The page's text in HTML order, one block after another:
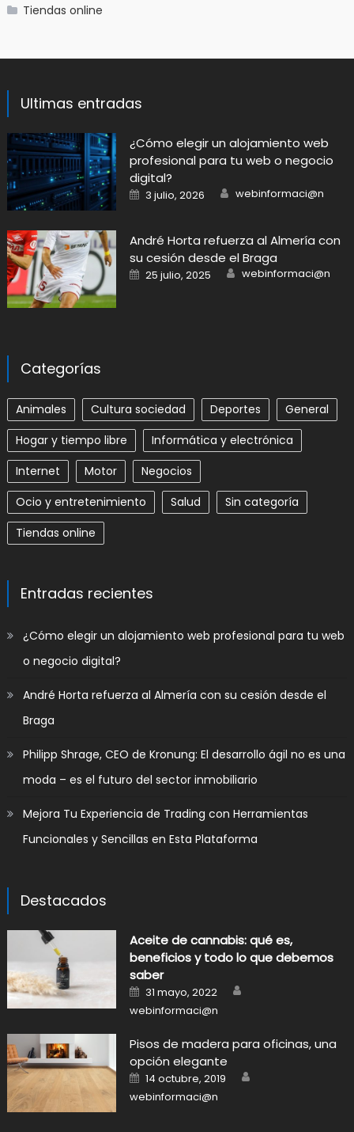
Tiendas online
Ultimas entradas
​¿Cómo elegir un alojamiento web
profesional para tu web o negocio
digital?
Posted
on
3 julio, 2026 Author
webinformaci@n
André Horta refuerza al Almería con
su cesión desde el Braga
Posted
on
25 julio, 2025 Author
webinformaci@n
Categorías
Animales Cultura sociedad Deportes
General
Hogar y tiempo libre
Informática y electrónica
Internet
Motor
Negocios
Ocio y entretenimiento
Salud
Sin categoría
Tiendas online
Entradas recientes
​¿Cómo elegir un alojamiento web profesional para tu web
o negocio digital?
André Horta refuerza al Almería con su cesión desde el
Braga
Philipp Shrage, CEO de Kronung: El desarrollo ágil no es una
moda – es el futuro del sector inmobiliario
Mejora Tu Experiencia de Trading con Herramientas
Funcionales y Sencillas en Esta Plataforma
Destacados
Aceite de cannabis: qué es,
beneficios y todo lo que debemos
saber
Posted
on
31 mayo, 2022
webinformaci@n
Pisos de madera para oficinas, una
opción elegante
Posted
on
14 octubre, 2019
webinformaci@n